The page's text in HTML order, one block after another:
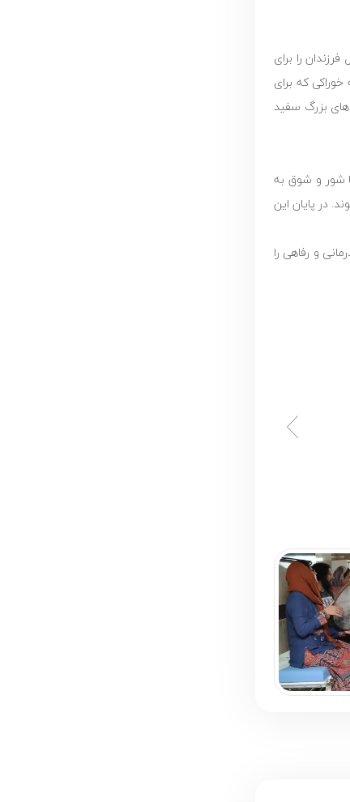
را برای
که برای
بزرگ سفید
شور و شوق به
در پایان این
و رفاهی را